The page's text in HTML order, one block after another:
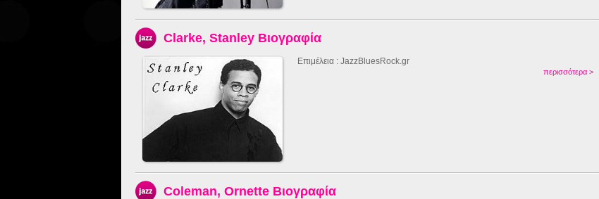
Clarke, Stanley Βιογραφία
Επιμέλεια : JazzBluesRock.gr
περισσότερα >
Coleman, Ornette Βιογραφία